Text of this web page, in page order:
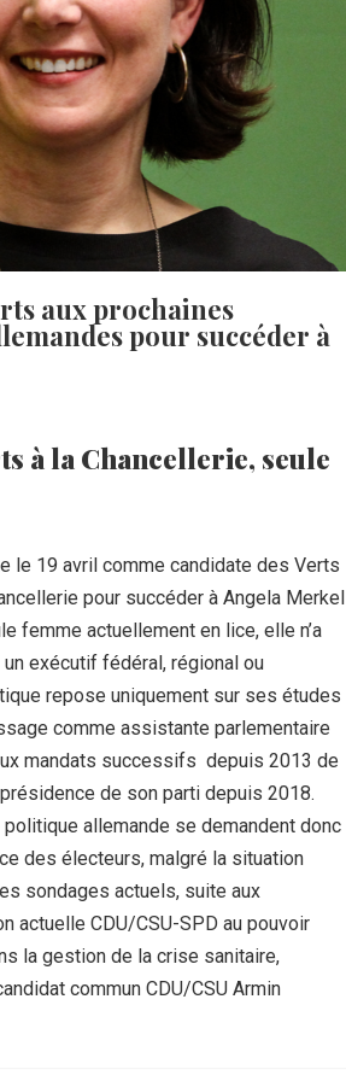
aux prochaines
pour succéder à
à la Chancellerie, seule
le 19 avril comme candidate des Verts
pour succéder à Angela Merkel
femme actuellement en lice, elle n’a
exécutif fédéral, régional ou
repose uniquement sur ses études
comme assistante parlementaire
mandats successifs depuis 2013 de
de son parti depuis 2018.
allemande se demandent donc
des électeurs, malgré la situation
sondages actuels, suite aux
actuelle CDU/CSU-SPD au pouvoir
la gestion de la crise sanitaire,
commun CDU/CSU Armin